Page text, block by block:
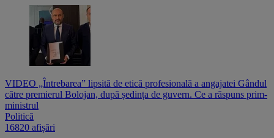
VIDEO „Întrebarea” lipsită de etică profesională a angajatei Gândul
către premierul Bolojan, după ședința de guvern. Ce a răspuns prim-
ministrul
Politică
16820 afișări